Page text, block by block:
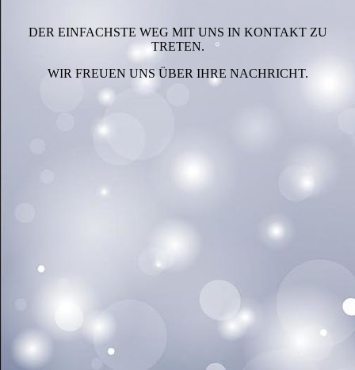
DER EINFACHSTE WEG MIT UNS IN KONTAKT ZU
TRETEN.
WIR FREUEN UNS ÜBER IHRE NACHRICHT.